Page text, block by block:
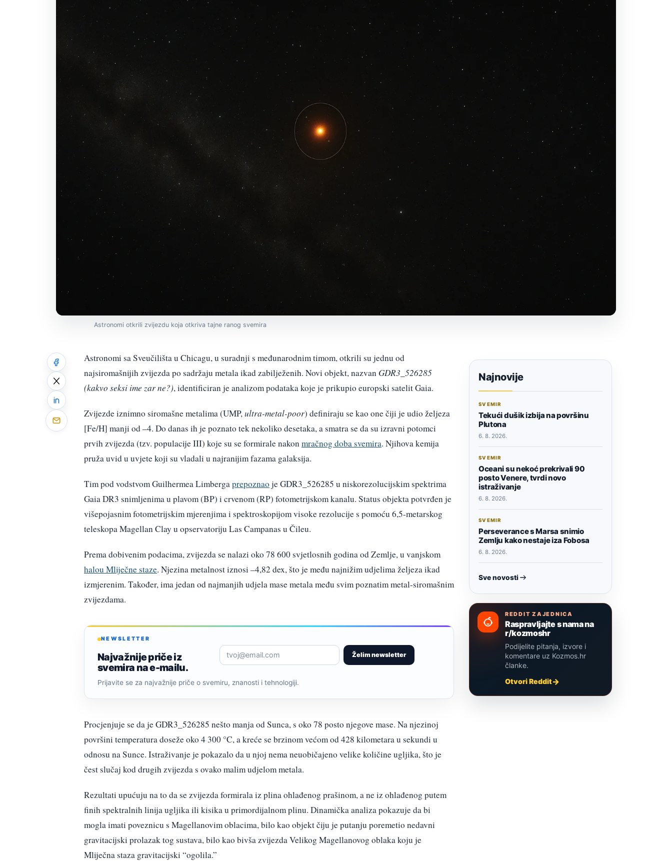
Astronomi otkrili zvijezdu koja otkriva tajne ranog svemira
Astronomi sa Sveučilišta u Chicagu, u suradnji s međunarodnim timom, otkrili su jednu od
najsiromašnijih zvijezda po sadržaju metala ikad zabilježenih. Novi objekt, nazvan GDR3_526285
(kakvo seksi ime zar ne?), identificiran je analizom podataka koje je prikupio europski satelit Gaia.
Zvijezde iznimno siromašne metalima (UMP,ultra-metal-poor) definiraju se kao one čiji je udio željeza
[Fe/H] manji od –4. Do danas ih je poznato tek nekoliko desetaka, a smatra se da su izravni potomci
prvih zvijezda (tzv. populacije III) koje su se formirale nakonmračnog doba svemira. Njihova kemija
pruža uvid u uvjete koji su vladali u najranijim fazama galaksija.
Tim pod vodstvom Guilhermea Limbergaprepoznao je GDR3_526285 u niskorezolucijskim spektrima
Gaia DR3 snimljenima u plavom (BP) i crvenom (RP) fotometrijskom kanalu. Status objekta potvrđen je
višepojasnim fotometrijskim mjerenjima i spektroskopijom visoke rezolucije s pomoću 6,5-metarskog
teleskopa Magellan Clay u opservatoriju Las Campanas u Čileu.
Prema dobivenim podacima, zvijezda se nalazi oko 78 600 svjetlosnih godina od Zemlje, u vanjskom
halou Mliječne staze. Njezina metalnost iznosi –4,82 dex, što je među najnižim udjelima željeza ikad
izmjerenim. Također, ima jedan od najmanjih udjela mase metala među svim poznatim metal-siromašnim
zvijezdama.
NEWSLETTER
Najvažnije priče iz
svemira na e-mailu.
Želim newsletter
Prijavite se za najvažnije priče o svemiru, znanosti i tehnologiji.
Procjenjuje se da je GDR3_526285 nešto manja od Sunca, s oko 78 posto njegove mase. Na njezinoj
površini temperatura doseže oko 4 300 °C, a kreće se brzinom većom od 428 kilometara u sekundi u
odnosu na Sunce. Istraživanje je pokazalo da u njoj nema neuobičajeno velike količine ugljika, što je
čest slučaj kod drugih zvijezda s ovako malim udjelom metala.
Rezultati upućuju na to da se zvijezda formirala iz plina ohlađenog prašinom, a ne iz ohlađenog putem
finih spektralnih linija ugljika ili kisika u primordijalnom plinu. Dinamička analiza pokazuje da bi
mogla imati poveznicu s Magellanovim oblacima, bilo kao objekt čiju je putanju poremetio nedavni
gravitacijski prolazak tog sustava, bilo kao bivša zvijezda Velikog Magellanovog oblaka koju je
Mliječna staza gravitacijski “ogolila.”
Najnovije
SVEMIR
Tekući dušik izbija na površinu
Plutona
6. 8. 2026.
SVEMIR
Oceani su nekoć prekrivali 90
posto Venere, tvrdi novo
istraživanje
6. 8. 2026.
SVEMIR
Perseverance s Marsa snimio
Zemlju kako nestaje iza Fobosa
6. 8. 2026.
Sve novosti
REDDIT ZAJEDNICA
Raspravljajte s nama na
r/kozmoshr
Podijelite pitanja, izvore i
komentare uz Kozmos.hr
članke.
Otvori Reddit